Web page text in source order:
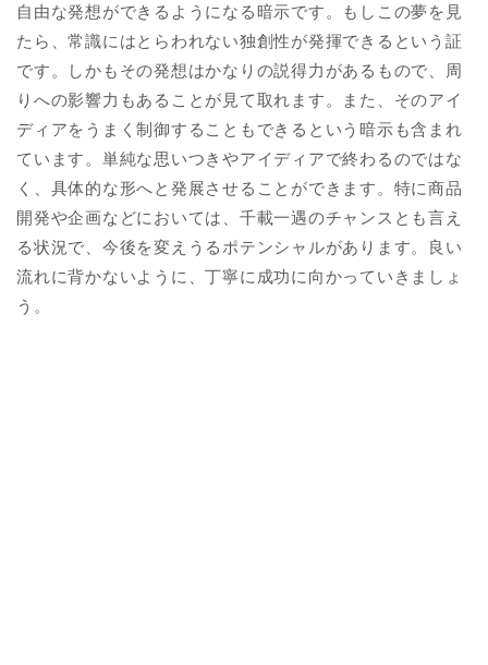
自由な発想ができるようになる暗示です。もしこの夢を見
たら、常識にはとらわれない独創性が発揮できるという証
です。しかもその発想はかなりの説得力があるもので、周
りへの影響力もあることが見て取れます。また、そのアイ
ディアをうまく制御することもできるという暗示も含まれ
ています。単純な思いつきやアイディアで終わるのではな
く、具体的な形へと発展させることができます。特に商品
開発や企画などにおいては、千載一遇のチャンスとも言え
る状況で、今後を変えうるポテンシャルがあります。良い
流れに背かないように、丁寧に成功に向かっていきましょ
う。